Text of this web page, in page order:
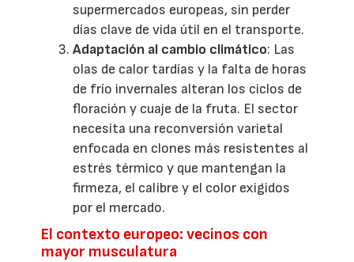
supermercados europeas, sin perder
días clave de vida útil en el transporte.
Adaptación al cambio climático: Las
olas de calor tardías y la falta de horas
de frío invernales alteran los ciclos de
floración y cuaje de la fruta. El sector
necesita una reconversión varietal
enfocada en clones más resistentes al
estrés térmico y que mantengan la
firmeza, el calibre y el color exigidos
por el mercado.
El contexto europeo: vecinos con
mayor musculatura